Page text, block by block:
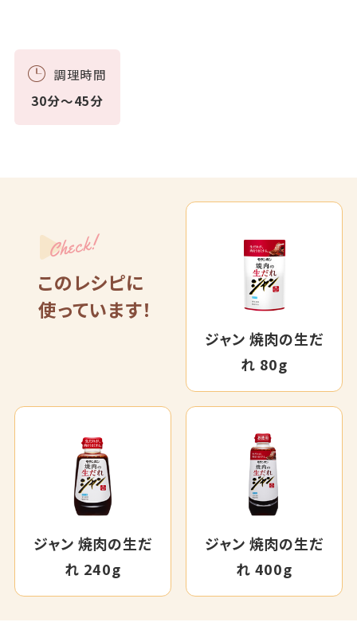
調理時間
30分～45分
Check!
このレシピに
使っています！
ジャン 焼肉の生だ
れ 80g
ジャン 焼肉の生だ
れ 240g
ジャン 焼肉の生だ
れ 400g